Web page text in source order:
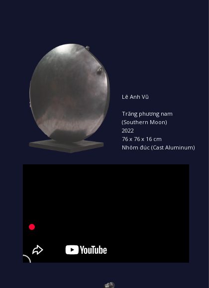
Lê Anh Vũ
Trăng phương nam
(Southern Moon)
2022
76 x 76 x 16 cm
Nhôm đúc (Cast Aluminum)